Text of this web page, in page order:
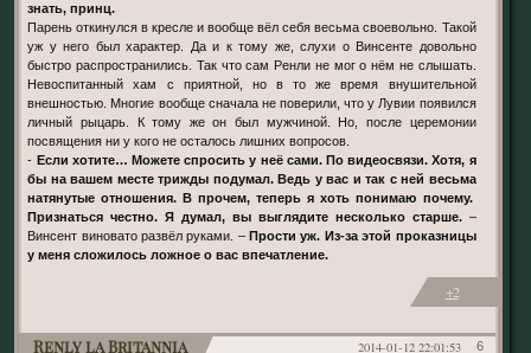
знать, принц.
Парень откинулся в кресле и вообще вёл себя весьма своевольно. Такой
уж у него был характер. Да и к тому же, слухи о Винсенте довольно
быстро распространились. Так что сам Ренли не мог о нём не слышать.
Невоспитанный хам с приятной, но в то же время внушительной
внешностью. Многие вообще сначала не поверили, что у Лувии появился
личный рыцарь. К тому же он был мужчиной. Но, после церемонии
посвящения ни у кого не осталось лишних вопросов.
- Если хотите… Можете спросить у неё сами. По видеосвязи. Хотя, я
бы на вашем месте трижды подумал. Ведь у вас и так с ней весьма
натянутые отношения. В прочем, теперь я хоть понимаю почему.
Признаться честно. Я думал, вы выглядите несколько старше. –
Винсент виновато развёл руками. –Прости уж. Из-за этой проказницы
у меня сложилось ложное о вас впечатление.
+2
6
2014-01-12 22:01:53
Renly la Britannia